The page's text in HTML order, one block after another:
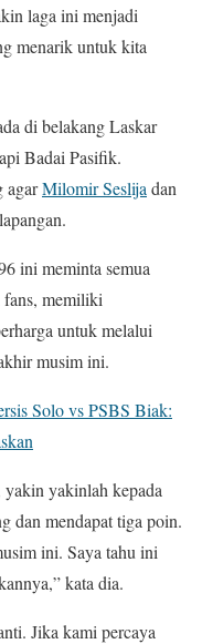
laga ini menjadi
menarik untuk kita
di belakang Laskar
Badai Pasifik.
agarMilomir Seslija dan
ini meminta semua
memiliki
untuk melalui
musim ini.
Solo vs PSBS Biak:
yakin yakinlah kepada
dan mendapat tiga poin.
ini. Saya tahu ini
kata dia.
Jika kami percaya